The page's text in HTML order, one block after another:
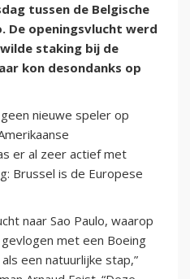
tussen de Belgische
De openingsvlucht werd
staking bij de
kon desondanks op
nieuwe speler op
er al zeer actief met
Brussel is de Europese
naar Sao Paulo, waarop
met een Boeing
een natuurlijke stap,”